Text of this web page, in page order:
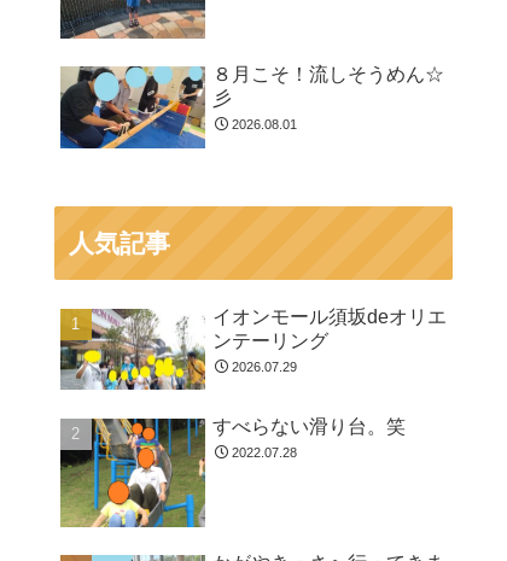
８月こそ！流しそうめん☆
彡
2026.08.01
人気記事
イオンモール須坂deオリエ
ンテーリング
2026.07.29
すべらない滑り台。笑
2022.07.28